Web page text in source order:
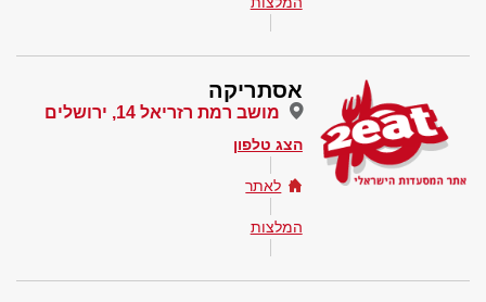
אסתריקה
מושב רמת רזריאל 14, ירושלים
הצג טלפון
לאתר
המלצות